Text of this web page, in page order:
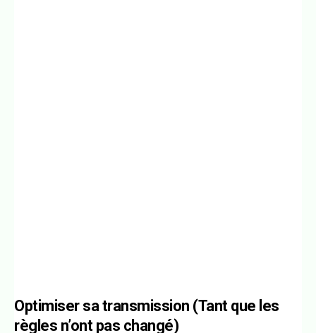
Optimiser sa transmission (Tant que les
règles n’ont pas changé)